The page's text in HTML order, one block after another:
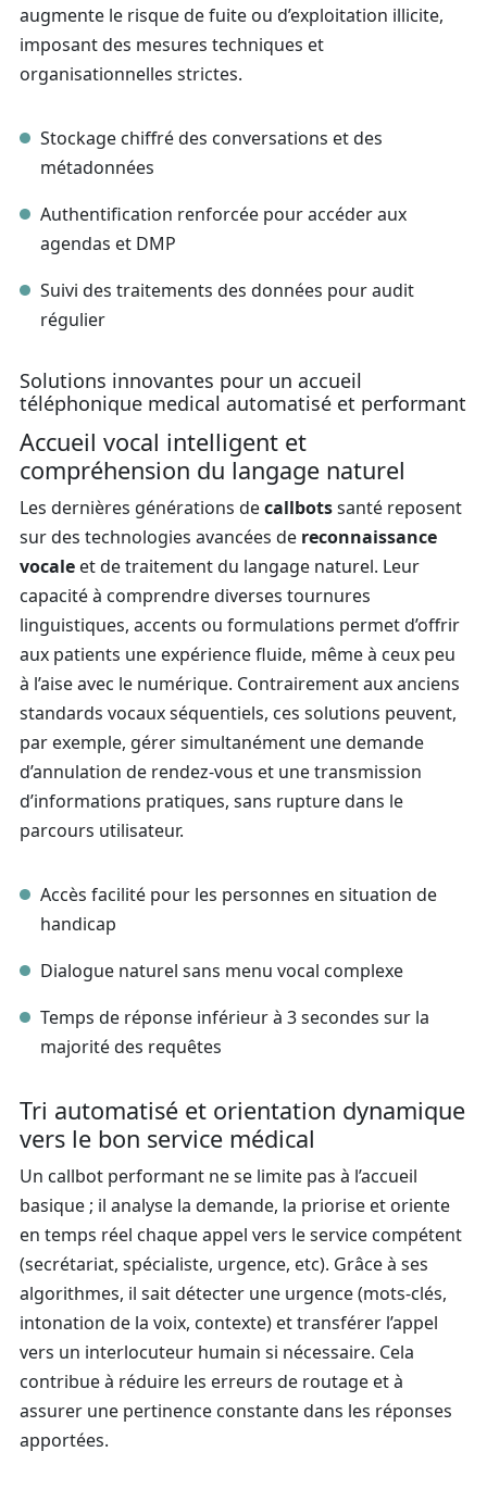
augmente le risque de fuite ou d’exploitation illicite,
imposant des mesures techniques et
organisationnelles strictes.
Stockage chiffré des conversations et des
métadonnées
Authentification renforcée pour accéder aux
agendas et DMP
Suivi des traitements des données pour audit
régulier
Solutions innovantes pour un accueil
téléphonique medical automatisé et performant
Accueil vocal intelligent et
compréhension du langage naturel
Les dernières générations decallbotssanté reposent
sur des technologies avancées de reconnaissance
vocale et de traitement du langage naturel. Leur
capacité à comprendre diverses tournures
linguistiques, accents ou formulations permet d’offrir
aux patients une expérience fluide, même à ceux peu
à l’aise avec le numérique. Contrairement aux anciens
standards vocaux séquentiels, ces solutions peuvent,
par exemple, gérer simultanément une demande
d’annulation de rendez-vous et une transmission
d’informations pratiques, sans rupture dans le
parcours utilisateur.
Accès facilité pour les personnes en situation de
handicap
Dialogue naturel sans menu vocal complexe
Temps de réponse inférieur à 3 secondes sur la
majorité des requêtes
Tri automatisé et orientation dynamique
vers le bon service médical
Un callbot performant ne se limite pas à l’accueil
basique ; il analyse la demande, la priorise et oriente
en temps réel chaque appel vers le service compétent
(secrétariat, spécialiste, urgence, etc). Grâce à ses
algorithmes, il sait détecter une urgence (mots-clés,
intonation de la voix, contexte) et transférer l’appel
vers un interlocuteur humain si nécessaire. Cela
contribue à réduire les erreurs de routage et à
assurer une pertinence constante dans les réponses
apportées.